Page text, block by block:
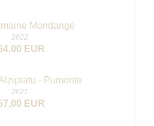
Mondange
2022
EUR
- Pumonte
2021
EUR